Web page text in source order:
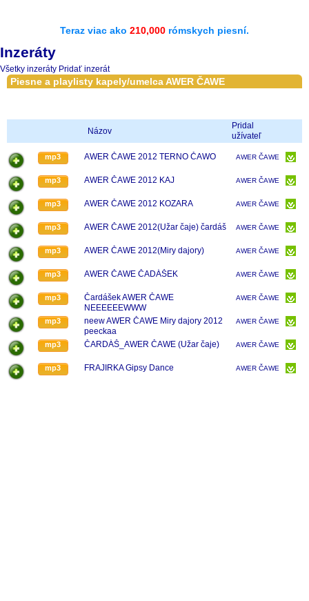
Teraz viac ako 210,000 rómskych piesní.
Inzeráty
Všetky inzeráty Pridať inzerát
Piesne a playlisty kapely/umelca AWER ČAWE
Názov
Pridal
užívateľ
mp3 AWER ČAWE 2012 TERNO ČAWO AWER ČAWE
mp3 AWER ČAWE 2012 KAJ AWER ČAWE
mp3 AWER ČAWE 2012 KOZARA AWER ČAWE
mp3 AWER ČAWE 2012(Užar čaje) čardáš AWER ČAWE
mp3 AWER ČAWE 2012(Miry dajory) AWER ČAWE
mp3 AWER ČAWE ČADÁŠEK AWER ČAWE
mp3
Čardášek AWER ČAWE
NEEEEEEWWW
AWER ČAWE
mp3
neew AWER ČAWE Miry dajory 2012
peeckaa
AWER ČAWE
mp3 ČARDÁŠ_AWER ČAWE (Užar čaje) AWER ČAWE
mp3 FRAJIRKA Gipsy Dance AWER ČAWE